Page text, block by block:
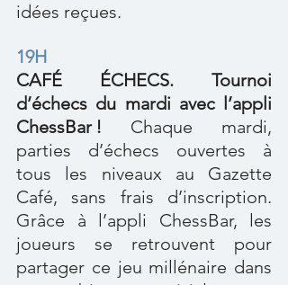
idées reçues.
19H
CAFÉ ÉCHECS. Tournoi
d’échecs du mardi avec l’appli
ChessBar ! Chaque mardi,
parties d’échecs ouvertes à
tous les niveaux au Gazette
Café, sans frais d’inscription.
Grâce à l’appli ChessBar, les
joueurs se retrouvent pour
partager ce jeu millénaire dans